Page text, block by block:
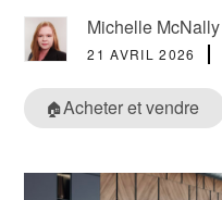
Michelle McNally
21 AVRIL 2026
🏠Acheter et vendre